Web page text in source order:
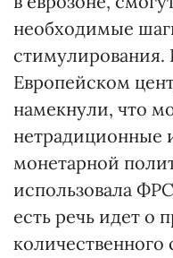
необходимые
стимулирования.
Европейском
намекнули, что
нетрадиционные
монетарной
использовала
есть речь идет о